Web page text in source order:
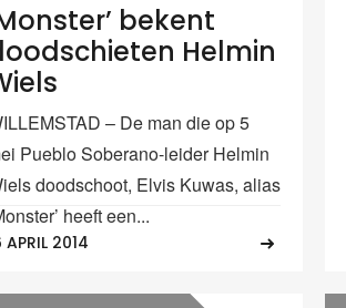
bekent
Helmin
– De man die op 5
Pueblo Soberano-leider Helmin
doodschoot, Elvis Kuwas, alias
heeft een...
APRIL 2014